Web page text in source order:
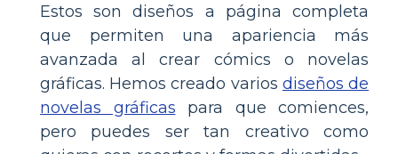
Estos son diseños a página completa
que permiten una apariencia más
avanzada al crear cómics o novelas
gráficas. Hemos creado varios diseños de
novelas gráficas para que comiences,
pero puedes ser tan creativo como